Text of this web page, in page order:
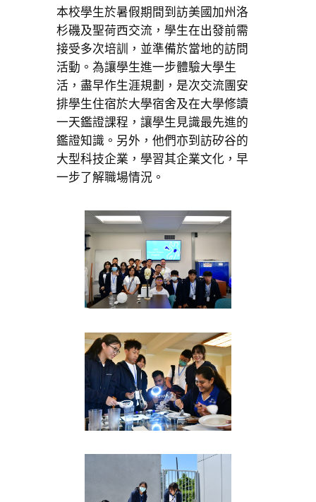
本校學生於暑假期間到訪美國加州洛
杉磯及聖荷西交流，學生在出發前需
接受多次培訓，並準備於當地的訪問
活動。為讓學生進一步體驗大學生
活，盡早作生涯規劃，是次交流團安
排學生住宿於大學宿舍及在大學修讀
一天鑑證課程，讓學生見識最先進的
鑑證知識。另外，他們亦到訪矽谷的
大型科技企業，學習其企業文化，早
一步了解職場情況。